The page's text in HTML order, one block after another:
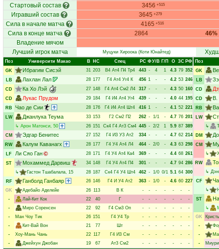
Стартовый состав
3456 +515
Игравший состав 3645 +279
Сила в начале матча 4165 +516
Сила в конце матча 2864
46%
Владение мячом
Лучший игрок матча
Муцуки Хироока(Коти Юнайтед)
Поз Университи Макао В НC Спец РC ФУ/В Г/П О ЗС РФ
GK
Ибрагим Сисэй 31 203 В4 Ат4 П4 Тр4 443 - 4 1 4.3 79 352
LB
Лахлан Лал 28 177 Г4 Ат4 Уг4 К 456 1 - - 4.2 53 246
CD
Ка Хо Лэй 27 148 Г4 Ат4 См2 Л4 317 - - - 4.3 50 160
CD
Лукас Прудом 29 184 Г4 И4 Ат4 Уг4 439 - - - 4.0 44 195
RB
Чао де Сии 28 176 Г4 И4 Ат4 Шт4 416 1 - - 4.1 52 221
LW
Джанлука Теума 33 153 Г2 См2 П2 262 - 1/1 - 4.7 76 201
↳ Арон Матонси, 50 26 151 Ск4 Г4 Ат3 См4 445 - 2/2 1 5.9 87 389
CM
Эдгар Бенитес 27 152 Г4 И3 У3 Ат2 334 - - - 4.7 62 214
RW
Калум Каванагх 28 177 Г4 У4 Ат4 Л4 464 - 2/0 - 4.3 63 298
LF
Ли Сяо Ган 28 171 Г4 У4 Ат4 Ка4 369 - - - 4.4 68 261
ST
Мохаммед Дарвиш 34 148 Г4 У4 Ат4 П4 301 - - - 4.7 94 286
↳
Гастон Тшабалала, 15 28 187 Ск4 Г4 У4 Шт4 462 - 1/0 0/1 5.1 64 300
RF
Ганболд Ганбаяр 26 146 Г4 И У4 Ат2 363 - 1/0 - 4.6 60 227
GK
Адебайо Аделейе 26 113 В К - - - - - -
-
-
Лай-Кит Кок 22 40 Г - - - - - -
-
-
Миро Соренсен 22 92 Г4 См3 Оп - - - - - -
-
-
Ман Чоу Тик 26 151 Г4 У4 Тр - - - - - -
-
-
Кит-Вай Вон 21 77 Шт - - - - - -
-
-
Хоу-Мань Чань 22 117 Г4 И3 См - - - - - -
-
-
Джейхун Джобан 19 67 Ат3 См2 - - - - - - -
Поз
GK
LB
CD
CD В.
RB
LW
↳
DM
CM
↳
RW
↳
CF
↳
ST
↳
GK
-
-
-